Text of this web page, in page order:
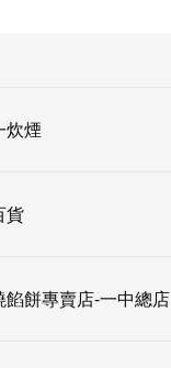
炊煙
貨
餡餅專賣店-一中總店